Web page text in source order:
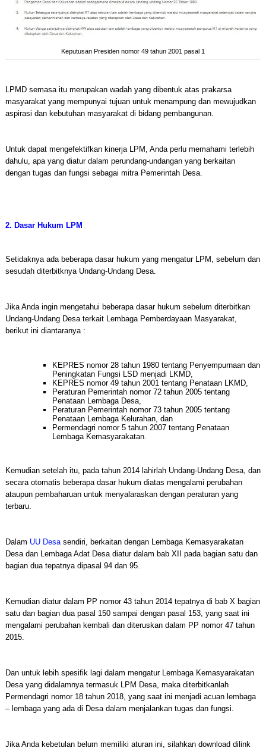
Keputusan Presiden nomor 49 tahun 2001 pasal 1
LPMD semasa itu merupakan wadah yang dibentuk atas prakarsa
masyarakat yang mempunyai tujuan untuk menampung dan mewujudkan
aspirasi dan kebutuhan masyarakat di bidang pembangunan.
Untuk dapat mengefektifkan kinerja LPM, Anda perlu memahami terlebih
dahulu, apa yang diatur dalam perundang-undangan yang berkaitan
dengan tugas dan fungsi sebagai mitra Pemerintah Desa.
2. Dasar Hukum LPM
Setidaknya ada beberapa dasar hukum yang mengatur LPM, sebelum dan
sesudah diterbitknya Undang-Undang Desa.
Jika Anda ingin mengetahui beberapa dasar hukum sebelum diterbitkan
Undang-Undang Desa terkait Lembaga Pemberdayaan Masyarakat,
berikut ini diantaranya :
KEPRES nomor 28 tahun 1980 tentang Penyempurnaan dan
Peningkatan Fungsi LSD menjadi LKMD,
KEPRES nomor 49 tahun 2001 tentang Penataan LKMD,
Peraturan Pemerintah nomor 72 tahun 2005 tentang
Penataan Lembaga Desa,
Peraturan Pemerintah nomor 73 tahun 2005 tentang
Penataan Lembaga Kelurahan, dan
Permendagri nomor 5 tahun 2007 tentang Penataan
Lembaga Kemasyarakatan.
Kemudian setelah itu, pada tahun 2014 lahirlah Undang-Undang Desa, dan
secara otomatis beberapa dasar hukum diatas mengalami perubahan
ataupun pembaharuan untuk menyalaraskan dengan peraturan yang
terbaru.
Dalam UU Desasendiri, berkaitan dengan Lembaga Kemasyarakatan
Desa dan Lembaga Adat Desa diatur dalam bab XII pada bagian satu dan
bagian dua tepatnya dipasal 94 dan 95.
Kemudian diatur dalam PP nomor 43 tahun 2014 tepatnya di bab X bagian
satu dan bagian dua pasal 150 sampai dengan pasal 153, yang saat ini
mengalami perubahan kembali dan diteruskan dalam PP nomor 47 tahun
2015.
Dan untuk lebih spesifik lagi dalam mengatur Lembaga Kemasyarakatan
Desa yang didalamnya termasuk LPM Desa, maka diterbitkanlah
Permendagri nomor 18 tahun 2018, yang saat ini menjadi acuan lembaga
– lembaga yang ada di Desa dalam menjalankan tugas dan fungsi.
Jika Anda kebetulan belum memiliki aturan ini, silahkan download dilink